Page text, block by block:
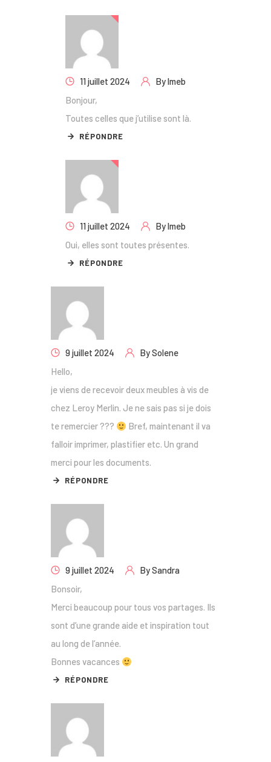
11 juillet 2024 Bylmeb
Bonjour,
Toutes celles que j’utilise sont là.
RÉPONDRE
11 juillet 2024 Bylmeb
Oui, elles sont toutes présentes.
RÉPONDRE
9 juillet 2024 BySolene
Hello,
je viens de recevoir deux meubles à vis de
chez Leroy Merlin. Je ne sais pas si je dois
te remercier ???
Bref, maintenant il va
falloir imprimer, plastifier etc. Un grand
merci pour les documents.
RÉPONDRE
9 juillet 2024 BySandra
Bonsoir,
Merci beaucoup pour tous vos partages. Ils
sont d’une grande aide et inspiration tout
au long de l’année.
Bonnes vacances
RÉPONDRE